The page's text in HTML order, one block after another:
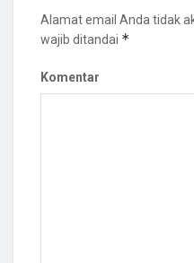
Alamat email Anda tidak
wajib ditandai *
Komentar